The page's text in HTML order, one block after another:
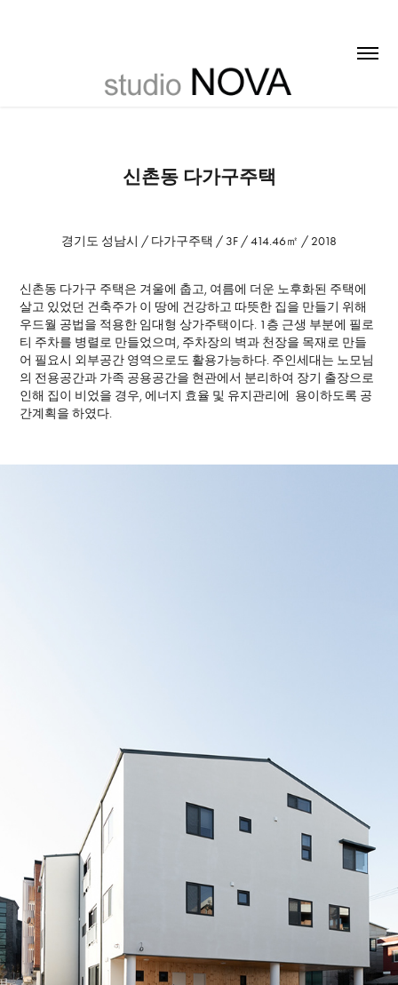
신촌동 다가구주택
경기도 성남시 / 다가구주택 / 3F / 414.46㎡ / 2018
신촌동 다가구 주택은 겨울에 춥고, 여름에 더운 노후화된 주택에
살고 있었던 건축주가 이 땅에 건강하고 따뜻한 집을 만들기 위해
우드월 공법을 적용한 임대형 상가주택이다. 1층 근생 부분에 필로
티 주차를 병렬로 만들었으며, 주차장의 벽과 천장을 목재로 만들
어 필요시 외부공간 영역으로도 활용가능하다. 주인세대는 노모님
의 전용공간과 가족 공용공간을 현관에서 분리하여 장기 출장으로
인해 집이 비었을 경우, 에너지 효율 및 유지관리에 용이하도록 공
간계획을 하였다.